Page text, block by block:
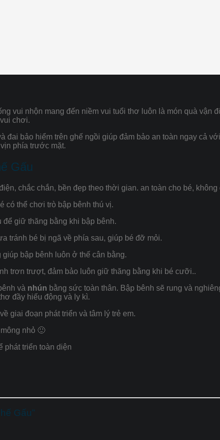
vui nhộn mang đến niềm vui tuổi thơ luôn là món quà vận
chơi.
đai bảo hiểm trên ghế ngồi giúp đảm bảo an toàn ngay cả
phía trước mặt.
Gấu
chắc chắn, bền đẹp theo thời gian. an toàn cho bé,
có thể chơi trò bập bênh thú vị.
để giữ thăng bằng khi bập bênh.
tránh bé bị ngã về phía sau, giúp bé đỡ mỏi.
bập bênh luôn ở thế cân bằng.
trơn trượt, đảm bảo luôn giữ thăng bằng khi bé cưỡi..
và nhún bằng sức toàn thân. Bập bênh sẽ rung và
đầy hiếu động và ly kì.
giai đoạn phát triển và tâm lý trẻ em.
nhỏ 🙂
phát triển toàn diện
Gấu”